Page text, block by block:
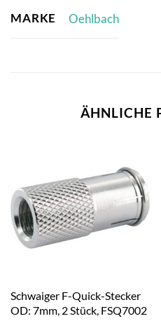
MARKE Oehlbach
ÄHNLICHE
Schwaiger F-Quick-Stecker
OD: 7mm, 2 Stück, FSQ7002